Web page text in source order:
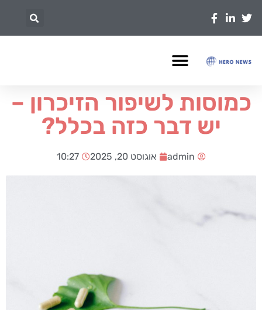
כמוסות לשיפור הזיכרון –
יש דבר כזה בכלל?
admin אוגוסט 20, 2025 10:27